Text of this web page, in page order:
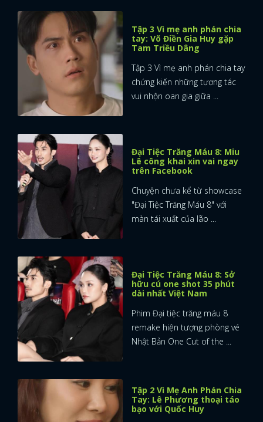
Tập 3 Vì mẹ anh phán chia
tay: Võ Điền Gia Huy gặp
Tam Triều Dâng
Tập 3 Vì mẹ anh phán chia tay
chứng kiến những tương tác
vui nhộn oan gia giữa ...
Đại Tiệc Trăng Máu 8: Miu
Lê công khai xin vai ngay
trên Facebook
Chuyện chưa kể từ showcase
"Đại Tiệc Trăng Máu 8" với
màn tái xuất của lão ...
Đại Tiệc Trăng Máu 8: Sở
hữu cú one shot 35 phút
dài nhất Việt Nam
Phim Đại tiệc trăng máu 8
remake hiện tượng phòng vé
Nhật Bản One Cut of the ...
Tập 2 Vì Mẹ Anh Phán Chia
Tay: Lê Phương thoại táo
bạo với Quốc Huy